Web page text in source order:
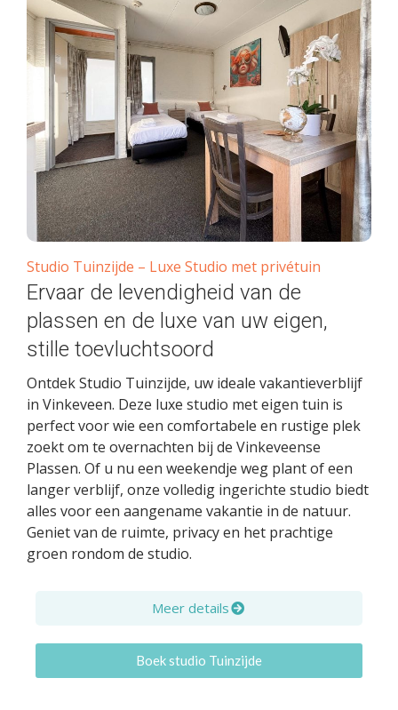
Studio Tuinzijde – Luxe Studio met privétuin
Ervaar de levendigheid van de
plassen en de luxe van uw eigen,
stille toevluchtsoord
Ontdek Studio Tuinzijde, uw ideale vakantieverblijf
in Vinkeveen. Deze luxe studio met eigen tuin is
perfect voor wie een comfortabele en rustige plek
zoekt om te overnachten bij de Vinkeveense
Plassen. Of u nu een weekendje weg plant of een
langer verblijf, onze volledig ingerichte studio biedt
alles voor een aangename vakantie in de natuur.
Geniet van de ruimte, privacy en het prachtige
groen rondom de studio.
Meer details
Boek studio Tuinzijde